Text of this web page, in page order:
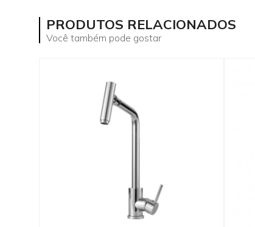
PRODUTOS RELACIONADOS
Você também pode gostar